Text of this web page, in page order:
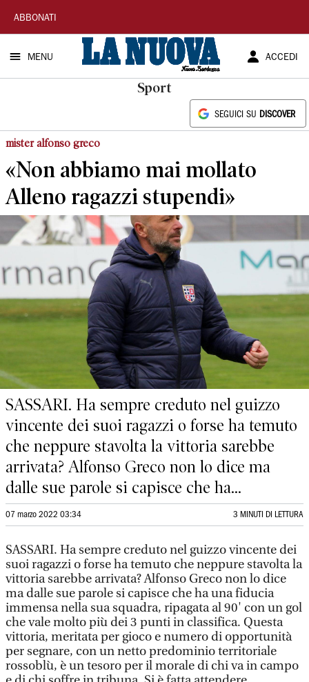
La
Nuova
Sardegna
ABBONATI
MENU ACCEDI
Sport
SEGUICI SU DISCOVER
mister alfonso greco
«Non abbiamo mai mollato
Alleno ragazzi stupendi»
SASSARI. Ha sempre creduto nel guizzo
vincente dei suoi ragazzi o forse ha temuto
che neppure stavolta la vittoria sarebbe
arrivata? Alfonso Greco non lo dice ma
dalle sue parole si capisce che ha...
07 marzo 2022 03:34 3 MINUTI DI LETTURA
SASSARI. Ha sempre creduto nel guizzo vincente dei
suoi ragazzi o forse ha temuto che neppure stavolta la
vittoria sarebbe arrivata? Alfonso Greco non lo dice
ma dalle sue parole si capisce che ha una fiducia
immensa nella sua squadra, ripagata al 90' con un gol
che vale molto più dei 3 punti in classifica. Questa
vittoria, meritata per gioco e numero di opportunità
per segnare, con un netto predominio territoriale
rossoblù, è un tesoro per il morale di chi va in campo